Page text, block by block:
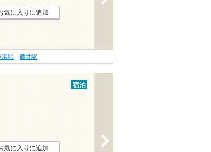
気に入りに追加
浜駅 藤井駅
宿泊
気に入りに追加